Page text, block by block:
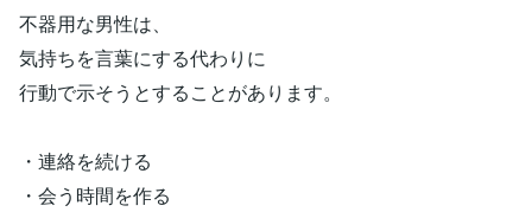
不器用な男性は、
気持ちを言葉にする代わりに
行動で示そうとすることがあります。
・連絡を続ける
・会う時間を作る